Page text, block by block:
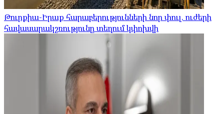
Թուրքիա-Իրաք հարաբերությունների նոր փուլ. ուժերի
հավասարակշռությունը տեղում կփոխվի